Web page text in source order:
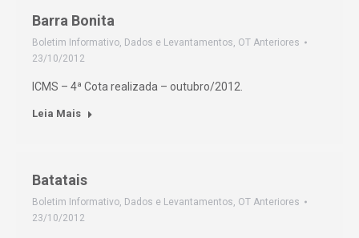
Barra Bonita
Boletim Informativo, Dados e Levantamentos, OT Anteriores
23/10/2012
ICMS – 4ª Cota realizada – outubro/2012.
Leia Mais
Batatais
Boletim Informativo, Dados e Levantamentos, OT Anteriores
23/10/2012